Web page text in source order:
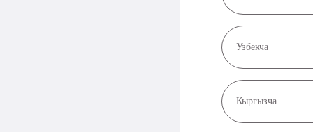
Узбекча
Кыргызча